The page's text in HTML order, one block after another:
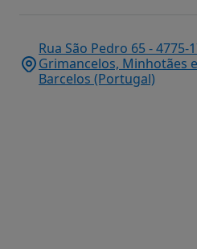
Rua São Pedro 65 - 4775-
Grimancelos, Minhotães
Barcelos (Portugal)